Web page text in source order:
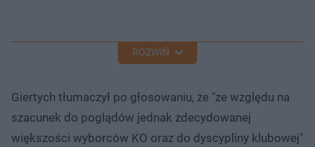
ROZWIŃ
Giertych tłumaczył po głosowaniu, że "ze względu na
szacunek do poglądów jednak zdecydowanej
większości wyborców KO oraz do dyscypliny klubowej"